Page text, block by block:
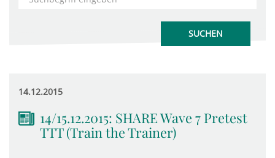
14.12.2015
14/15.12.2015: SHARE Wave 7 Pretest
TTT (Train the Trainer)